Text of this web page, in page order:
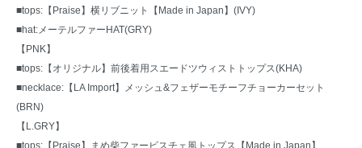
■tops: 【Praise】横リブニット【Made in Japan】(IVY)
■hat:メーテルファーHAT(GRY)
【PNK】
■tops: 【オリジナル】前後着用スエードツウィストトップス(KHA)
■necklace: 【LA Import】メッシュ&フェザーモチーフチョーカーセット
(BRN)
【L.GRY】
■tops: 【Praise】まめ柴ファービスチェ風トップス【Made in Japan】